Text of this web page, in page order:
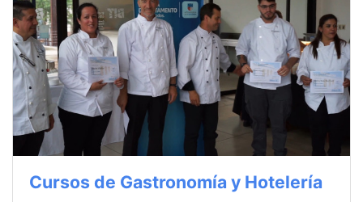
Cursos de Gastronomía y Hotelería